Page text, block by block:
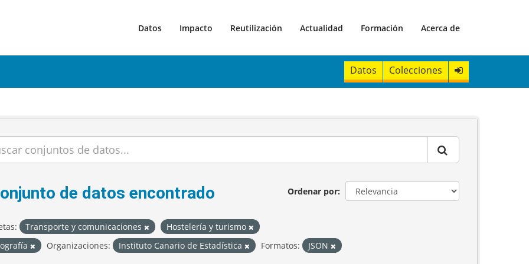
Datos Impacto Reutilización Actualidad Formación Acerca de
Datos Colecciones
Ordenar por
de datos encontrado
Transporte y comunicaciones
Hostelería y turismo
Organizaciones: Instituto Canario de Estadística Formatos: JSON